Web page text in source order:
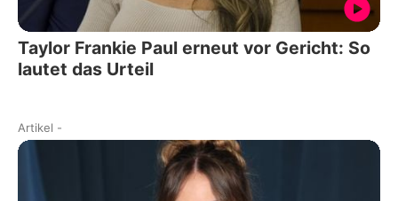
Taylor Frankie Paul erneut vor Gericht: So
lautet das Urteil
Artikel -